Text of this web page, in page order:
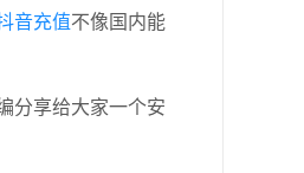
音充值不像国内能
分享给大家一个安